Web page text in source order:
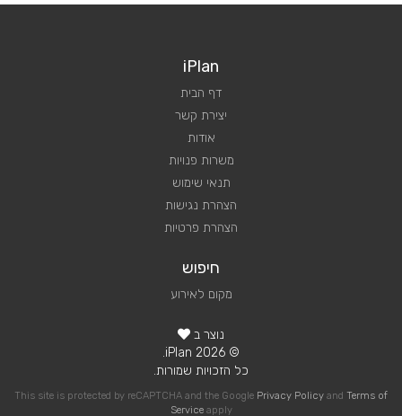
iPlan
דף הבית
יצירת קשר
אודות
משרות פנויות
תנאי שימוש
הצהרת נגישות
הצהרת פרטיות
חיפוש
מקום לאירוע
נוצר ב
© 2026 iPlan.
כל הזכויות שמורות.
This site is protected by reCAPTCHA and the Google Privacy Policy and Terms of
Serviceapply